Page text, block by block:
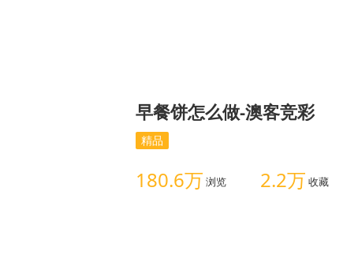
早餐饼怎么做-澳客竞彩
精品
180.6万 浏览 2.2万 收藏